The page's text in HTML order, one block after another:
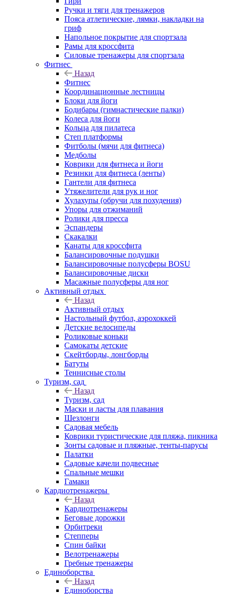
Ручки и тяги для тренажеров
Пояса атлетические, лямки, накладки на
гриф
Напольное покрытие для спортзала
Рамы для кроссфита
Силовые тренажеры для спортзала
Фитнес
Назад
Фитнес
Координационные лестницы
Блоки для йоги
Бодибары (гимнастические палки)
Колеса для йоги
Кольца для пилатеса
Степ платформы
Фитболы (мячи для фитнеса)
Медболы
Коврики для фитнеса и йоги
Резинки для фитнеса (ленты)
Гантели для фитнеса
Утяжелители для рук и ног
Хулахупы (обручи для похудения)
Упоры для отжиманий
Ролики для пресса
Эспандеры
Скакалки
Канаты для кроссфита
Балансировочные подушки
Балансировочные полусферы BOSU
Балансировочные диски
Масажные полусферы для ног
Активный отдых
Назад
Активный отдых
Настольный футбол, аэрохоккей
Детские велосипеды
Роликовые коньки
Самокаты детские
Скейтборды, лонгборды
Батуты
Теннисные столы
Туризм, сад
Назад
Туризм, сад
Маски и ласты для плавания
Шезлонги
Садовая мебель
Коврики туристические для пляжа, пикника
Зонты садовые и пляжные, тенты-парусы
Палатки
Садовые качели подвесные
Спальные мешки
Гамаки
Кардиотренажеры
Назад
Кардиотренажеры
Беговые дорожки
Орбитреки
Степперы
Спин байки
Велотренажеры
Гребные тренажеры
Единоборства
Назад
Единоборства